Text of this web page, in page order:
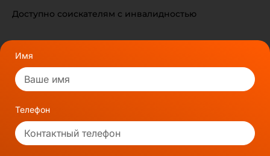
Доступно соискателям с инвалидностью
Имя
Телефон